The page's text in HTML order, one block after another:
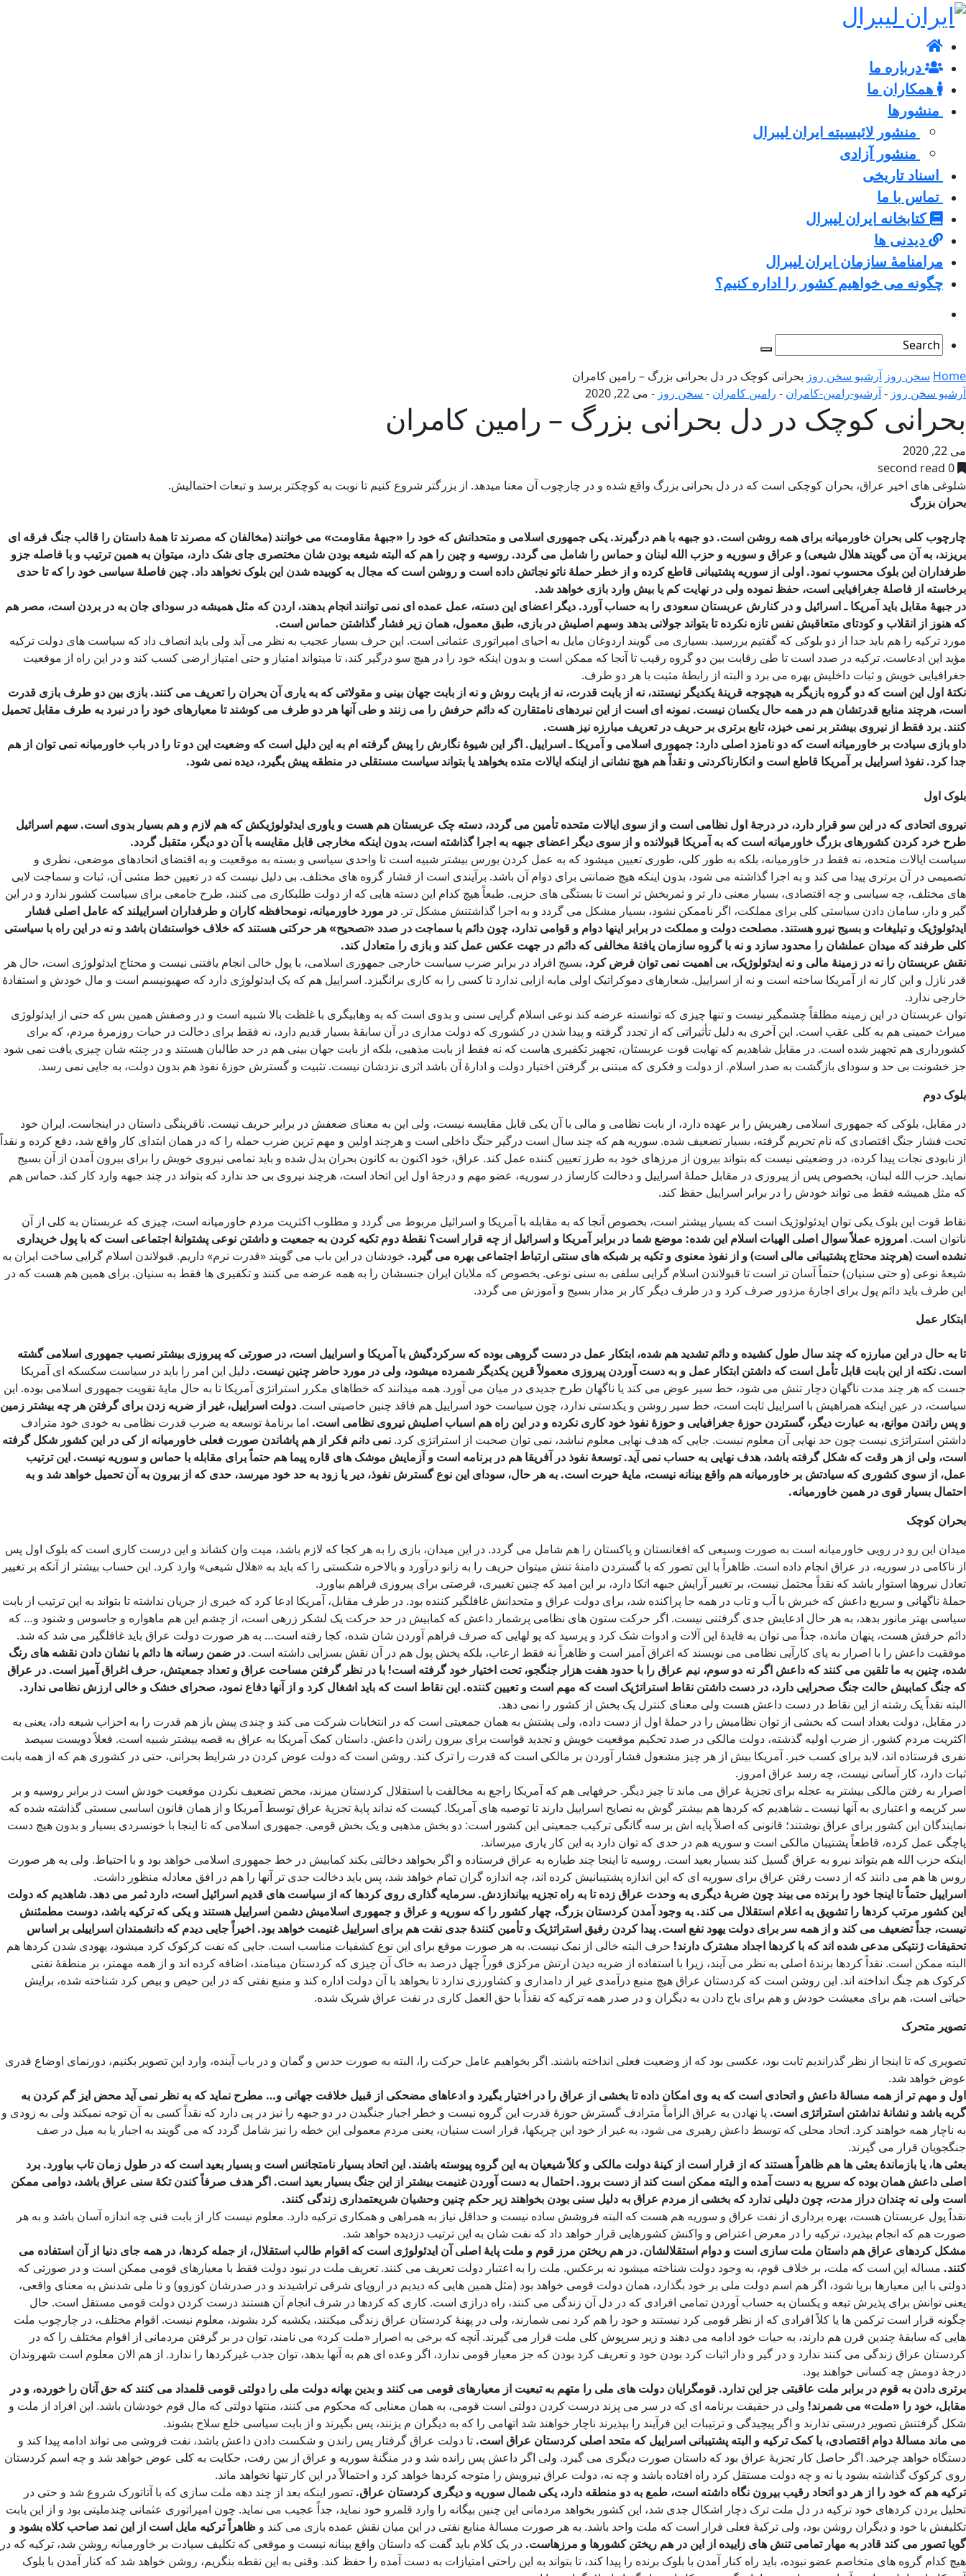
درباره ما
همکاران ما
منشورها
منشور لائیسیته ایران لیبرال
منشور آزادی
اسناد تاریخی
تماس با ما
کتابخانه ایران لیبرال
دیدنی ها
مرامنامۀ سازمان ایران لیبرال
چگونه می خواهیم کشور را اداره کنیم؟
Home سخن روز آرشیو سخن روز بحرانی کوچک در دل بحرانی بزرگ – رامین کامران
آرشیو سخن روز -آرشیو-رامین-کامران - رامین کامران - سخن روز - می 22, 2020
بحرانی کوچک در دل بحرانی بزرگ – رامین کامران
می 22, 2020
0 second read
شلوغی های اخیر عراق، بحران کوچکی است که در دل بحرانی بزرگ واقع شده و در چارچوب آن معنا میدهد. از بزرگتر شروع کنیم تا نوبت به کوچکتر برسد و تبعات احتمالیش.
بحران بزرگ
چارچوب کلی بحران خاورمیانه برای همه روشن است. دو جبهه با هم درگیرند. یکی جمهوری اسلامی و متحدانش که خود را «جبهۀ مقاومت» می خوانند (مخالفان که مصرند تا همۀ داستان را قالب جنگ فرقه ای
بریزند، به آن می گویند هلال شیعی) و عراق و سوریه و حزب الله لبنان و حماس را شامل می گردد. روسیه و چین را هم که البته شیعه بودن شان مختصری جای شک دارد، میتوان به همین ترتیب و با فاصله جزو
طرفداران این بلوک محسوب نمود. اولی از سوریه پشتیبانی قاطع کرده و از خطر حملۀ ناتو نجاتش داده است و روشن است که مجال به کوبیده شدن این بلوک نخواهد داد. چین فاصلۀ سیاسی خود را که تا حدی
برخاسته از فاصلۀ جغرافیایی است، حفظ نموده ولی در نهایت کم یا بیش وارد بازی خواهد شد.
در جبهۀ مقابل باید آمریکا ـ اسرائیل و در کنارش عربستان سعودی را به حساب آورد. دیگر اعضای این دسته، عمل عمده ای نمی توانند انجام بدهند، اردن که مثل همیشه در سودای جان به در بردن است، مصر هم
که هنوز از انقلاب و کودتای متعاقبش نفس تازه نکرده تا بتواند جولانی بدهد وسهم اصلیش در بازی، طبق معمول، همان زیر فشار گذاشتن حماس است.
مورد ترکیه را هم باید جدا از دو بلوکی که گفتیم بررسید. بسیاری می گویند اردوغان مایل به احیای امپراتوری عثمانی است. این حرف بسیار عجیب به نظر می آید ولی باید انصاف داد که سیاست های دولت ترکیه
مؤید این ادعاست. ترکیه در صدد است تا طی رقابت بین دو گروه رقیب تا آنجا که ممکن است و بدون اینکه خود را در هیچ سو درگیر کند، تا میتواند امتیاز و حتی امتیاز ارضی کسب کند و در این راه از موقعیت
جغرافیایی خویش و ثبات داخلیش بهره می برد و البته از رابطۀ مثبت با هر دو طرف.
نکتۀ اول این است که دو گروه بازیگر به هیچوجه قرینۀ یکدیگر نیستند، نه از بابت قدرت، نه از بابت روش و نه از بابت جهان بینی و مقولاتی که به یاری آن بحران را تعریف می کنند. بازی بین دو طرف بازی قدرت
است، هرچند منابع قدرتشان هم در همه حال یکسان نیست. نمونه ای است از این نبردهای نامتقارن که دائم حرفش را می زنند و طی آنها هر دو طرف می کوشند تا معیارهای خود را در نبرد به طرف مقابل تحمیل
کنند. برد فقط از نیروی بیشتر بر نمی خیزد، تابع برتری بر حریف در تعریف مبارزه نیز هست.
داو بازی سیادت بر خاورمیانه است که دو نامزد اصلی دارد: جمهوری اسلامی و آمریکا ـ اسراییل. اگر این شیوۀ نگارش را پیش گرفته ام به این دلیل است که وضعیت این دو تا را در باب خاورمیانه نمی توان از هم
جدا کرد. نفوذ اسراییل بر آمریکا قاطع است و انکارناکردنی و نقداً هم هیچ نشانی از اینکه ایالات متده بخواهد یا بتواند سیاست مستقلی در منطقه پیش بگیرد، دیده نمی شود.
بلوک اول
نیروی اتحادی که در این سو قرار دارد، در درجۀ اول نظامی است و از سوی ایالات متحده تأمین می گردد، دسته چک عربستان هم هست و یاوری ایدئولوژیکش که هم لازم و هم بسیار بدوی است. سهم اسرائیل
طرح خرد کردن کشورهای بزرگ خاورمیانه است که به آمریکا قبولانده و از سوی دیگر اعضای جبهه به اجرا گذاشته است، بدون اینکه مخارجی قابل مقایسه با آن دو دیگر، متقبل گردد.
سیاست ایالات متحده، نه فقط در خاورمیانه، بلکه به طور کلی، طوری تعیین میشود که به عمل کردن بورس بیشتر شبیه است تا واحدی سیاسی و بسته به موقعیت و به اقتضای اتحادهای موضعی، نظری و
تصمیمی در آن برتری پیدا می کند و به اجرا گذاشته می شود، بدون اینکه هیچ ضمانتی برای دوام آن باشد. برآیندی است از فشار گروه های مختلف. بی دلیل نیست که در تعیین خط مشی آن، ثبات و سماجت لابی
های مختلف، چه سیاسی و چه اقتصادی، بسیار معنی دار تر و ثمربخش تر است تا بستگی های حزبی. طبعاً هیچ کدام این دسته هایی که از دولت طلبکاری می کنند، طرح جامعی برای سیاست کشور ندارد و در این
گیر و دار، سامان دادن سیاستی کلی برای مملکت، اگر ناممکن نشود، بسیار مشکل می گردد و به اجرا گذاشتنش مشکل تر. در مورد خاورمیانه، نومحافظه کاران و طرفداران اسراییلند که عامل اصلی فشار
ایدئولوژیک و تبلیغات و بسیج نیرو هستند. مصلحت دولت و مملکت در برابر اینها دوام و قوامی ندارد، چون دائم با سماجت در صدد «تصحیح» هر حرکتی هستند که خلاف خواستشان باشد و نه در این راه با سیاستی
کلی طرفند که میدان عملشان را محدود سازد و نه با گروه سازمان یافتۀ مخالفی که دائم در جهت عکس عمل کند و بازی را متعادل کند.
نقش عربستان را نه در زمینۀ مالی و نه ایدئولوژیک، بی اهمیت نمی توان فرض کرد. بسیج افراد در برابر ضرب سیاست خارجی جمهوری اسلامی، با پول خالی انجام یافتنی نیست و محتاج ایدئولوژی است، حال هر
قدر نازل و این کار نه از آمریکا ساخته است و نه از اسراییل. شعارهای دموکراتیک اولی مابه ازایی ندارد تا کسی را به کاری برانگیزد. اسراییل هم که یک ایدئولوژی دارد که صهیونیسم است و مال خودش و استفادۀ
خارجی ندارد.
توان عربستان در این زمینه مطلقاً چشمگیر نیست و تنها چیزی که توانسته عرضه کند نوعی اسلام گرایی سنی و بدوی است که به وهابیگری با غلظت بالا شبیه است و در وصفش همین بس که حتی از ایدئولوژی
میراث خمینی هم به کلی عقب است. این آخری به دلیل تأثیراتی که از تجدد گرفته و پیدا شدن در کشوری که دولت مداری در آن سابقۀ بسیار قدیم دارد، نه فقط برای دخالت در حیات روزمرۀ مردم، که برای
کشورداری هم تجهیز شده است. در مقابل شاهدیم که نهایت قوت عربستان، تجهیز تکفیری هاست که نه فقط از بابت مذهبی، بلکه از بابت جهان بینی هم در حد طالبان هستند و در چنته شان چیزی یافت نمی شود
جز خشونت بی حد و سودای بازگشت به صدر اسلام. از دولت و فکری که مبتنی بر گرفتن اختیار دولت و ادارۀ آن باشد اثری نزدشان نیست. تثبیت و گسترش حوزۀ نفوذ هم بدون دولت، به جایی نمی رسد.
بلوک دوم
در مقابل، بلوکی که جمهوری اسلامی رهبریش را بر عهده دارد، از بابت نظامی و مالی با آن یکی قابل مقایسه نیست، ولی این به معنای ضعفش در برابر حریف نیست. ناقرینگی داستان در اینجاست. ایران خود
تحت فشار جنگ اقتصادی که نام تحریم گرفته، بسیار تضعیف شده. سوریه هم که چند سال است درگیر جنگ داخلی است و هرچند اولین و مهم ترین ضرب حمله را که در همان ابتدای کار واقع شد، دفع کرده و نقداً
از نابودی نجات پیدا کرده، در وضعیتی نیست که بتواند بیرون از مرزهای خود به طرز تعیین کننده عمل کند. عراق، خود اکنون به کانون بحران بدل شده و باید تمامی نیروی خویش را برای بیرون آمدن از آن بسیج
نماید. حزب الله لبنان، بخصوص پس از پیروزی در مقابل حملۀ اسراییل و دخالت کارساز در سوریه، عضو مهم و درجۀ اول این اتحاد است، هرچند نیروی بی حد ندارد که بتواند در چند جبهه وارد کار کند. حماس هم
که مثل همیشه فقط می تواند خودش را در برابر اسراییل حفظ کند.
نقاط قوت این بلوک یکی توان ایدئولوژیک است که بسیار بیشتر است، بخصوص آنجا که به مقابله با آمریکا و اسرائیل مربوط می گردد و مطلوب اکثریت مردم خاورمیانه است، چیزی که عربستان به کلی از آن
ناتوان است. امروزه عملاً سوال اصلی الهیات اسلام این شده: موضع شما در برابر آمریکا و اسرائیل از چه قرار است؟ نقطۀ دوم تکیه کردن به جمعیت و داشتن نوعی پشتوانۀ اجتماعی است که با پول خریداری
نشده است (هرچند محتاج پشتیبانی مالی است) و از نفوذ معنوی و تکیه بر شبکه های سنتی ارتباط اجتماعی بهره می گیرد. خودشان در این باب می گویند «قدرت نرم» داریم. قبولاندن اسلام گرایی ساخت ایران به
شیعۀ نوعی (و حتی سنیان) حتماً آسان تر است تا قبولاندن اسلام گرایی سلفی به سنی نوعی. بخصوص که ملایان ایران جنسشان را به همه عرضه می کنند و تکفیری ها فقط به سنیان. برای همین هم هست که در
این طرف باید دائم پول برای اجارۀ مزدور صرف کرد و در طرف دیگر کار بر مدار بسیج و آموزش می گردد.
ابتکار عمل
تا به حال در این مبارزه که چند سال طول کشیده و دائم تشدید هم شده، ابتکار عمل در دست گروهی بوده که سرکردگیش با آمریکا و اسراییل است، در صورتی که پیروزی بیشتر نصیب جمهوری اسلامی گشته
است. نکته از این بابت قابل تأمل است که داشتن ابتکار عمل و به دست آوردن پیروزی معمولاً قرین یکدیگر شمرده میشود، ولی در مورد حاضر چنین نیست. دلیل این امر را باید در سیاست سکسکه ای آمریکا
جست که هر چند مدت ناگهان دچار تنش می شود، خط سیر عوض می کند یا ناگهان طرح جدیدی در میان می آورد. همه میدانند که خطاهای مکرر استراتژی آمریکا تا به حال مایۀ تقویت جمهوری اسلامی بوده. این
سیاست، در عین اینکه همراهیش با اسراییل ثابت است، خط سیر روشن و یکدستی ندارد، چون سیاست خود اسراییل هم فاقد چنین خاصیتی است. دولت اسراییل، غیر از ضربه زدن برای گرفتن هر چه بیشتر زمین
و پس راندن موانع، به عبارت دیگر، گستردن حوزۀ جغرافیایی و حوزۀ نفوذ خود کاری نکرده و در این راه هم اسباب اصلیش نیروی نظامی است. اما برنامۀ توسعه به ضرب قدرت نظامی به خودی خود مترادف
داشتن استراتژی نیست چون حد نهایی آن معلوم نیست. جایی که هدف نهایی معلوم نباشد، نمی توان صحبت از استراتژی کرد. نمی دانم فکر از هم پاشاندن صورت فعلی خاورمیانه از کی در این کشور شکل گرفته
است، ولی از هر وقت که شکل گرفته باشد، هدف نهایی به حساب نمی آید. توسعۀ نفوذ در آفریقا هم در برنامه است و آزمایش موشک های قاره پیما هم حتماً برای مقابله با حماس و سوریه نیست. این ترتیب
عمل، از سوی کشوری که سیادتش بر خاورمیانه هم واقع بینانه نیست، مایۀ حیرت است. به هر حال، سودای این نوع گسترش نفوذ، دیر یا زود به حد خود میرسد، حدی که از بیرون به آن تحمیل خواهد شد و به
احتمال بسیار قوی در همین خاورمیانه.
بحران کوچک
میدان این رو در رویی خاورمیانه است به صورت وسیعی که افغانستان و پاکستان را هم شامل می گردد. در این میدان، بازی را به هر کجا که لازم باشد، میت وان کشاند و این درست کاری است که بلوک اول پس
از ناکامی در سوریه، در عراق انجام داده است. ظاهراً با این تصور که با گستردن دامنۀ تنش میتوان حریف را به زانو درآورد و بالاخره شکستی را که باید به «هلال شیعی» وارد کرد. این حساب بیشتر از آنکه بر تغییر
تعادل نیروها استوار باشد که نقداً محتمل نیست، بر تغییر آرایش جبهه اتکا دارد، بر این امید که چنین تغییری، فرصتی برای پیروزی فراهم بیاورد.
حملۀ ناگهانی و سریع داعش که خبرش با آب و تاب در همه جا پراکنده شد، برای دولت عراق و متحدانش غافلگیر کننده بود. در طرف مقابل، آمریکا ادعا کرد که خبری از جریان نداشته تا بتواند به این ترتیب از بابت
سیاسی بهتر مانور بدهد، به هر حال ادعایش جدی گرفتنی نیست. اگر حرکت ستون های نظامی پرشمار داعش که کمابیش در حد حرکت یک لشکر زرهی است، از چشم این هم ماهواره و جاسوس و شنود و… که
دائم حرفش هست، پنهان مانده، جداً می توان به فایدۀ این آلات و ادوات شک کرد و پرسید که پو لهایی که صرف فراهم آوردن شان شده، کجا رفته است… به هر صورت دولت عراق باید غافلگیر می شد که شد.
موفقیت داعش را با اصرار به پای کارآیی نظامی می نویسند که اغراق آمیز است و ظاهراً نه فقط ارعاب، بلکه پخش پول هم در آن نقش بسزایی داشته است. در ضمن رسانه ها دائم با نشان دادن نقشه های رنگ
شده، چنین به ما تلقین می کنند که داعش اگر نه دو سوم، نیم عراق را با حدود هفت هزار جنگجو، تحت اختیار خود گرفته است! با در نظر گرفتن مساحت عراق و تعداد جمعیتش، حرف اغراق آمیز است. در عراق
که جنگ کمابیش حالت جنگ صحرایی دارد، در دست داشتن نقاط استراتژیک است که مهم است و تعیین کننده. این نقاط است که باید اشغال کرد و از آنها دفاع نمود، صحرای خشک و خالی ارزش نظامی ندارد.
البته نقداً یک رشته از این نقاط در دست داعش هست ولی معنای کنترل یک بخش از کشور را نمی دهد.
در مقابل، دولت بغداد است که بخشی از توان نظامیش را در حملۀ اول از دست داده، ولی پشتش به همان جمعیتی است که در انتخابات شرکت می کند و چندی پیش باز هم قدرت را به احزاب شیعه داد، یعنی به
اکثریت مردم کشور. از ضرب اولیه گذشته، دولت مالکی در صدد تحکیم موقعیت خویش و تجدید قواست برای بیرون راندن داعش. داستان کمک آمریکا به عراق به قصه بیشتر شبیه است. فعلاً دویست سیصد
نفری فرستاده اند، لابد برای کسب خبر. آمریکا بیش از هر چیز مشغول فشار آوردن بر مالکی است که قدرت را ترک کند. روشن است که دولت عوض کردن در شرایط بحرانی، حتی در کشوری هم که از همه بابت
ثبات دارد، کار آسانی نیست، چه رسد عراق امروز.
اصرار به رفتن مالکی بیشتر به عجله برای تجزیۀ عراق می ماند تا چیز دیگر. حرفهایی هم که آمریکا راجع به مخالفت با استقلال کردستان میزند، محض تضعیف نکردن موقعیت خودش است در برابر روسیه و بر
سر کریمه و اعتباری به آنها نیست ـ شاهدیم که کردها هم بیشتر گوش به نصایح اسراییل دارند تا توصیه های آمریکا. کیست که نداند پایۀ تجزیۀ عراق توسط آمریکا و از همان قانون اساسی سستی گذاشته شده که
نمایندگان این کشور برای عراق نوشتند؛ قانونی که اصلاً پایه اش بر سه گانگی ترکیب جمعیتی این کشور است: دو بخش مذهبی و یک بخش قومی. جمهوری اسلامی که تا اینجا با خونسردی بسیار و بدون هیچ دست
پاچگی عمل کرده، قاطعاً پشتیبان مالکی است و سوریه هم در حدی که توان دارد به این کار یاری میرساند.
اینکه حزب الله هم بتواند نیرو به عراق گسیل کند بسیار بعید است. روسیه تا اینجا چند طیاره به عراق فرستاده و اگر بخواهد دخالتی بکند کمابیش در خط جمهوری اسلامی خواهد بود و با احتیاط. ولی به هر صورت
روس ها هم می دانند که از دست رفتن عراق برای سوریه ای که این اندازه پشتیبانیش کرده اند، چه اندازه گران تمام خواهد شد، پس باید دخالت جدی تر آنها را هم در افق معادله منظور داشت.
اسراییل حتماً تا اینجا خود را برنده می بیند چون ضربۀ دیگری به وحدت عراق زده تا به راه تجزیه بیاندازدش. سرمایه گذاری روی کردها که از سیاست های قدیم اسرائیل است، دارد ثمر می دهد. شاهدیم که دولت
این کشور مرتب کردها را تشویق به اعلام استقلال می کند. به وجود آمدن کردستان بزرگ، چهار کشور را که سوریه و عراق و جمهوری اسلامیش دشمن اسراییل هستند و یکی که ترکیه باشد، دوست مطمئنش
نیست، جداً تضعیف می کند و از همه سر برای دولت یهود نفع است. پیدا کردن رفیق استراتژیک و تأمین کنندۀ جدی نفت هم برای اسراییل غنیمت خواهد بود. اخیراً جایی دیدم که دانشمندان اسراییلی بر اساس
تحقیقات ژنتیکی مدعی شده اند که با کردها اجداد مشترک دارند! حرف البته خالی از نمک نیست. به هر صورت موقع برای این نوع کشفیات مناسب است. جایی که نفت کرکوک کرد میشود، یهودی شدن کردها هم
البته ممکن است. نقداً کردها برندۀ اصلی به نظر می آیند، زیرا با استفاده از ضربه دیدن ارتش مرکزی فوراً چهل درصد به خاک آن چیزی که کردستان مینامند، اضافه کرده اند و از همه مهمتر، بر منطقۀ نفتی
کرکوک هم چنگ انداخته اند. این روشن است که کردستان عراق هیچ منبع درآمدی غیر از دامداری و کشاورزی ندارد تا بخواهد با آن دولت اداره کند و منبع نفتی که در این حیص و بیص کرد شناخته شده، برایش
حیاتی است، هم برای معیشت خودش و هم برای باج دادن به دیگران و در صدر همه ترکیه که نقداً با حق العمل کاری در نفت عراق شریک شده.
تصویر متحرک
تصویری که تا اینجا از نظر گذراندیم ثابت بود، عکسی بود که از وضعیت فعلی انداخته باشند. اگر بخواهیم عامل حرکت را، البته به صورت حدس و گمان و در باب آینده، وارد این تصویر بکنیم، دورنمای اوضاع قدری
عوض خواهد شد.
اول و مهم تر از همه مسالۀ داعش و اتحادی است که به وی امکان داده تا بخشی از عراق را در اختیار بگیرد و ادعاهای مضحکی از قبیل خلافت جهانی و… مطرح نماید که به نظر نمی آید محض ایز گم کردن به
گربه باشد و نشانۀ نداشتن استراتژی است. پا نهادن به عراق الزاماً مترادف گسترش حوزۀ قدرت این گروه نیست و خطر اجبار جنگیدن در دو جبهه را نیز در پی دارد که نقداً کسی به آن توجه نمیکند ولی به زودی و
به ناچار همه خواهند کرد. اتحاد محلی که توسط داعش رهبری می شود، به غیر از خود این چریکها، قرار است سنیان، یعنی مردم معمولی این خطه را نیز شامل گردد که می گویند به اجبار یا به میل در صف
جنگجویان قرار می گیرند.
بعثی ها، یا بازماندۀ بعثی ها هم ظاهراً هستند که از قرار است از کینۀ دولت مالکی و کلاً شیعیان به این گروه پیوسته باشند. این اتحاد بسیار نامتجانس است و بسیار بعید است که در طول زمان تاب بیاورد. برد
اصلی داعش همان بوده که سریع به دست آمده و البته ممکن است کند از دست برود. احتمال به دست آوردن غنیمت بیشتر از این جنگ بسیار بعید است. اگر هدف صرفاً کندن تکۀ سنی عراق باشد، دوامی ممکن
است ولی نه چندان دراز مدت، چون دلیلی ندارد که بخشی از مردم عراق به دلیل سنی بودن بخواهند زیر حکم چنین وحشیان شریعتمداری زندگی کنند.
نقداً پول عربستان هست، بهره برداری از نفت عراق و سوریه هم هست که البته فروشش ساده نیست و حداقل نیاز به همراهی و همکاری ترکیه دارد. معلوم نیست کار از بابت فنی چه اندازه آسان باشد و به هر
صورت هم که انجام بپذیرد، ترکیه را در معرض اعتراض و واکنش کشورهایی قرار خواهد داد که نفت شان به این ترتیب دزدیده خواهد شد.
مشکل کردهای عراق هم داستان ملت سازی است و دوام استقلالشان. در هم ریختن مرز قوم و ملت پایۀ اصلی آن ایدئولوژی است که اقوام طالب استقلال، از جمله کردها، در همه جای دنیا از آن استفاده می
کنند. مساله این است که ملت، بر خلاف قوم، به وجود دولت شناخته میشود نه برعکس. ملت را به اعتبار دولت تعریف می کنند. تعریف ملت در نبود دولت فقط با معیارهای قومی ممکن است و در صورتی که
دولتی با این معیارها برپا شود، اگر هم اسم دولت ملی بر خود بگذارد، همان دولت قومی خواهد بود (مثل همین هایی که دیدیم در اروپای شرقی تراشیدند و در صدرشان کوزوو) و تا ملی شدنش به معنای واقعی،
یعنی توانش برای پذیرش تبعه و یکسان به حساب آوردن تمامی افرادی که در دل آن زندگی می کنند، راه درازی است. کاری که کردها در شرف انجام آن هستند درست کردن دولت قومی مستقل است. حال
چگونه قرار است ترکمن ها یا کلاً افرادی که از نظر قومی کرد نیستند و خود را هم کرد نمی شمارند، ولی در پهنۀ کردستان عراق زندگی میکنند، یکشبه کرد بشوند، معلوم نیست. اقوام مختلف، در چارچوب ملت
هایی که سابقۀ چندین قرن هم دارند، به حیات خود ادامه می دهند و زیر سرپوش کلی ملت قرار می گیرند. آنچه که برخی به اصرار «ملت کرد» می نامند، توان در بر گرفتن مردمانی از اقوام مختلف را که در
کردستان عراق زندگی می کنند ندارد و در گیر و دار اثبات کرد بودن خود و تعریف کرد بودن که جز معیار قومی ندارد، اگر وعده ای هم به آنها بدهد، توان جذب غیرکردها را ندارد. از هم الان معلوم است شهروندان
درجۀ دومش چه کسانی خواهند بود.
برتری دادن به قوم در برابر ملت عاقبتی جز این ندارد. قومگرایان دولت های ملی را متهم به تبعیت از معیارهای قومی می کنند و بدین بهانه دولت ملی را دولتی قومی قلمداد می کنند که حق آنان را خورده، و در
مقابل، خود را «ملت» می شمرند! ولی در حقیقت برنامه ای که در سر می پزند درست کردن دولتی است قومی، به همان معنایی که محکوم می کنند، منتها دولتی که مال قوم خودشان باشد. این افراد از ملت و
شکل گرفتنش تصویر درستی ندارند و اگر پیچیدگی و ترتیبات این فرآیند را بپذیرند ناچار خواهند شد اتهامی را که به دیگران م یزنند، پس بگیرند و از بابت سیاسی خلع سلاح بشوند.
می ماند مسالۀ دوام اقتصادی، با کمک ترکیه و البته پشتیبانی اسراییل که متحد اصلی کردستان عراق است. تا دولت عراق گرفتار پس راندن و شکست دادن داعش باشد، نفت فروشی می تواند ادامه پیدا کند و
دستگاه خواهد چرخید. اگر حاصل کار تجزیۀ عراق بود که داستان صورت دیگری می گیرد. ولی اگر داعش پس رانده شد و در منگنۀ سوریه و عراق از بین رفت، حکایت به کلی عوض خواهد شد و چه اسم کردستان
روی کرکوک گذاشته بشود یا نه و چه دولت مستقل کرد راه افتاده باشد و چه نه، دولت عراق نیرویش را متوجه کردها خواهد کرد و احتمالاً در این کار تنها نخواهد ماند.
ترکیه هم که خود را از هر دو اتحاد رقیب بیرون نگاه داشته است، طمع به دو منطقه دارد، یکی شمال سوریه و دیگری کردستان عراق. تصور اینکه بعد از چند دهه ملت سازی که با آتاتورک شروع شد و حتی در
تحلیل بردن کردهای خود ترکیه در دل ملت ترک دچار اشکال جدی شد، این کشور بخواهد مردمانی این چنین بیگانه را وارد قلمرو خود نماید، جداً عجیب می نماید. چون امپراتوری عثمانی چندملیتی بود و از این بابت
تکلیفش با خود و دیگران روشن بود، ولی ترکیۀ فعلی قرار است که ملت واحد باشد. به هر صورت مسالۀ منابع نفتی در این میان نقش عمده بازی می کند و ظاهراً ترکیه مایل است از این نمد صاحب کلاه بشود و
گویا تصور می کند قادر به مهار تمامی تنش های زاییده از این در هم ریختن کشورها و مرزهاست. در یک کلام باید گفت که داستان واقع بینانه نیست و موقعی که تکلیف سیادت بر خاورمیانه روشن شد، ترکیه که در
هیچ کدام گروه های متخاصم عضو نبوده، باید راه کنار آمدن با بلوک برنده را پیدا کند، تا بتواند به این راحتی امتیازات به دست آمده را حفظ کند. وقتی به این نقطه بنگریم، روشن خواهد شد که کنار آمدن با بلوک